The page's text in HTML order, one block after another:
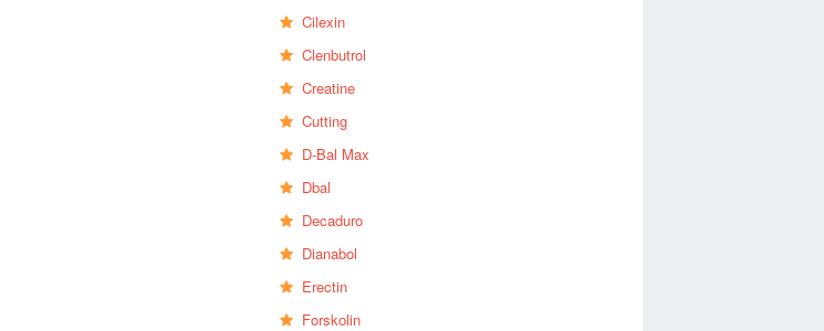
Cilexin
Clenbutrol
Creatine
Cutting
D-Bal Max
Dbal
Decaduro
Dianabol
Erectin
Forskolin